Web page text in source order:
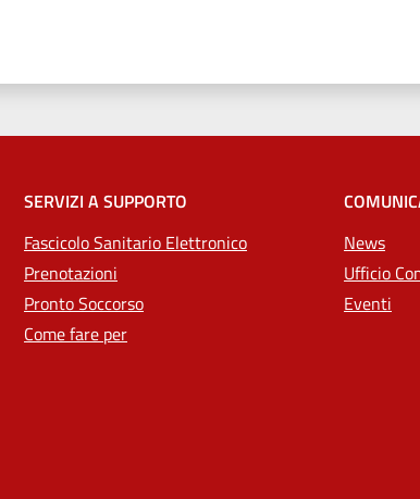
SERVIZI A SUPPORTO
Fascicolo Sanitario Elettronico
Prenotazioni
Pronto Soccorso
Come fare per
News
Ufficio
Eventi